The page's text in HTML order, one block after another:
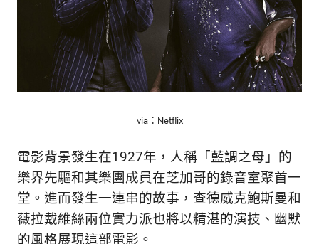
via：Netflix
電影背景發生在1927年，人稱「藍調之母」的
樂界先驅和其樂團成員在芝加哥的錄音室聚首一
堂。進而發生一連串的故事，查德威克鮑斯曼和
薇拉戴維絲兩位實力派也將以精湛的演技、幽默
的風格展現這部電影。